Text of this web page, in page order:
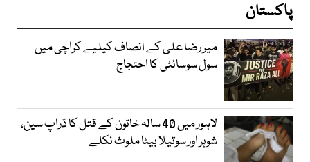
پاکستان
میر رضا علی کے انصاف کیلیے کراچی میں
سول سوسائٹی کا احتجاج
لاہور میں 40 سالہ خاتون کے قتل کا ڈراپ سین،
شوہر اور سوتیلا بیٹا ملوث نکلے